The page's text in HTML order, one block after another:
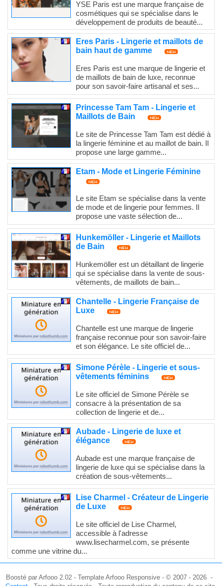
YSE Paris est une marque française de
cosmétiques qui se spécialise dans le
développement de produits de beauté...
Eres Paris - Lingerie et maillots de
bain haut de gamme
Eres Paris est une marque de lingerie et
de maillots de bain de luxe, reconnue
pour son savoir-faire artisanal et ses...
Princesse Tam Tam - Lingerie et
Maillots de Bain
Le site de Princesse Tam Tam est dédié à
la lingerie féminine et au maillot de bain. Il
propose une large gamme...
Etam - Mode et Lingerie Féminine
Le site Etam se spécialise dans la vente
de mode et de lingerie pour femmes. Il
propose une vaste sélection de...
Hunkemöller - Lingerie et Maillots
de Bain
Hunkemöller est un détaillant de lingerie
qui se spécialise dans la vente de sous-
vêtements, de maillots de bain...
Chantelle - Lingerie Française de
Luxe
Chantelle est une marque de lingerie
française reconnue pour son savoir-faire
et son élégance. Le site officiel de...
Simone Pérèle - Lingerie et sous-
vêtements féminins
Le site officiel de Simone Pérèle se
consacre à la présentation de sa
collection de lingerie et de...
Aubade - Lingerie de luxe et
élégance
Aubade est une marque française de
lingerie de luxe qui se spécialise dans la
création de sous-vêtements...
Lise Charmel - Créateur de Lingerie
de Luxe
Le site officiel de Lise Charmel,
accessible à l'adresse
www.lisecharmel.com, se présente
comme une vitrine du...
Boosté par Arfooo 2.02 - Template Arfooo Responsive - © 2007 - 2026 -